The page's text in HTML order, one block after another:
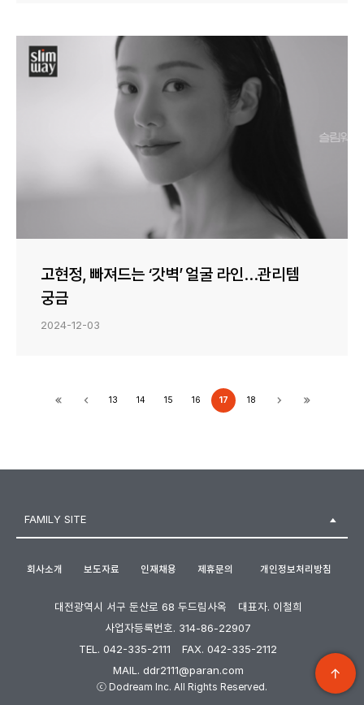
고현정, 빠져드는 ‘갓벽’ 얼굴 라인…관리템
궁금
2024-12-03
13 14 15 16 17 18
회사소개 보도자료 인재채용 제휴문의 개인정보처리방침
대전광역시 서구 둔산로 68 두드림사옥
대표자. 이철희
사업자등록번호. 314-86-22907
TEL. 042-335-2111
FAX. 042-335-2112
MAIL. ddr2111@paran.com
ⓒ Dodream Inc. All Rights Reserved.
FAMILY SITE